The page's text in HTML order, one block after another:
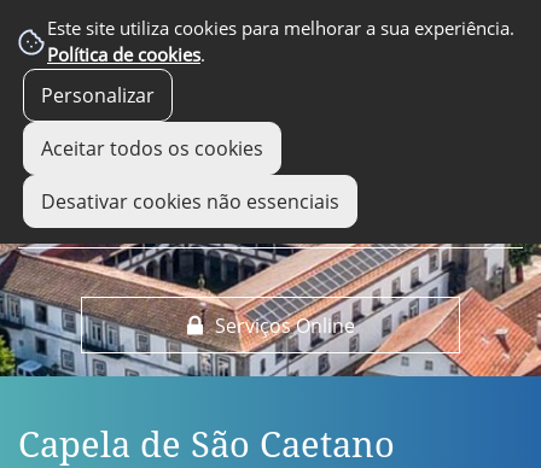
Este site utiliza cookies para melhorar a sua experiência.
Política de cookies.
Personalizar
Aceitar todos os cookies
Desativar cookies não essenciais
Serviços Online
EM DESTAQUE
Capela de São Caetano